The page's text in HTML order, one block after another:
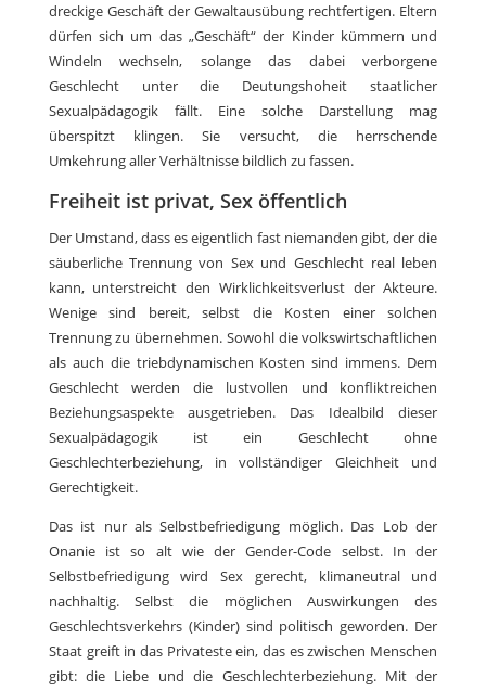
dreckige Geschäft der Gewaltausübung rechtfertigen. Eltern
dürfen sich um das „Geschäft“ der Kinder kümmern und
Windeln wechseln, solange das dabei verborgene
Geschlecht unter die Deutungshoheit staatlicher
Sexualpädagogik fällt. Eine solche Darstellung mag
überspitzt klingen. Sie versucht, die herrschende
Umkehrung aller Verhältnisse bildlich zu fassen.
Freiheit ist privat, Sex öffentlich
Der Umstand, dass es eigentlich fast niemanden gibt, der die
säuberliche Trennung von Sex und Geschlecht real leben
kann, unterstreicht den Wirklichkeitsverlust der Akteure.
Wenige sind bereit, selbst die Kosten einer solchen
Trennung zu übernehmen. Sowohl die volkswirtschaftlichen
als auch die triebdynamischen Kosten sind immens. Dem
Geschlecht werden die lustvollen und konfliktreichen
Beziehungsaspekte ausgetrieben. Das Idealbild dieser
Sexualpädagogik ist ein Geschlecht ohne
Geschlechterbeziehung, in vollständiger Gleichheit und
Gerechtigkeit.
Das ist nur als Selbstbefriedigung möglich. Das Lob der
Onanie ist so alt wie der Gender-Code selbst. In der
Selbstbefriedigung wird Sex gerecht, klimaneutral und
nachhaltig. Selbst die möglichen Auswirkungen des
Geschlechtsverkehrs (Kinder) sind politisch geworden. Der
Staat greift in das Privateste ein, das es zwischen Menschen
gibt: die Liebe und die Geschlechterbeziehung. Mit der